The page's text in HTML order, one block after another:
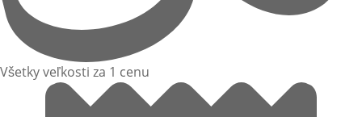
Všetky veľkosti za 1 cenu